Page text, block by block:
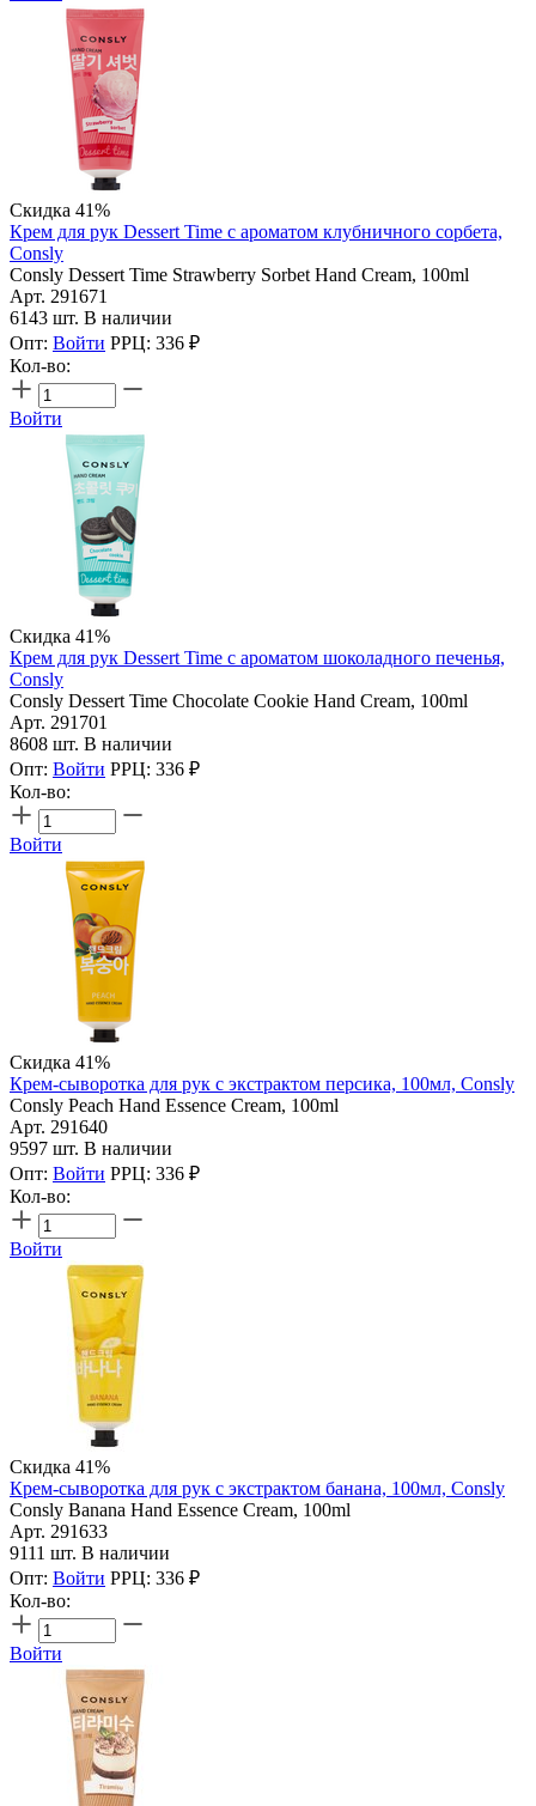
Скидка 41%
Крем для рук Dessert Time с ароматом клубничного сорбета,
Consly
Consly Dessert Time Strawberry Sorbet Hand Cream, 100ml
Арт. 291671
6143 шт. В наличии
Опт: Войти РРЦ: 336 ₽
Кол-во:
Войти
Скидка 41%
Крем для рук Dessert Time с ароматом шоколадного печенья,
Consly
Consly Dessert Time Chocolate Cookie Hand Cream, 100ml
Арт. 291701
8608 шт. В наличии
Опт: Войти РРЦ: 336 ₽
Кол-во:
Войти
Скидка 41%
Крем-сыворотка для рук с экстрактом персика, 100мл, Consly
Consly Peach Hand Essence Cream, 100ml
Арт. 291640
9597 шт. В наличии
Опт: Войти РРЦ: 336 ₽
Кол-во:
Войти
Скидка 41%
Крем-сыворотка для рук с экстрактом банана, 100мл, Consly
Consly Banana Hand Essence Cream, 100ml
Арт. 291633
9111 шт. В наличии
Опт: Войти РРЦ: 336 ₽
Кол-во:
Войти